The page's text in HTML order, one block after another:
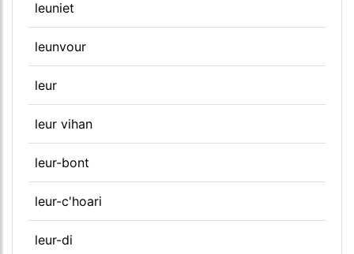
leuniet
leunvour
leur
leur vihan
leur-bont
leur-c'hoari
leur-di